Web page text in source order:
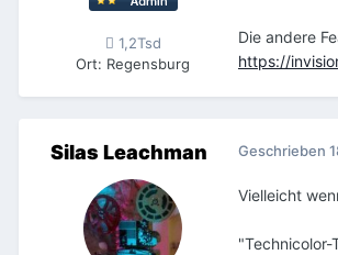
1,2Tsd
Ort: Regensburg
Die andere
https://
Silas Leachman Geschrieben
Vielleicht
"Technicolor-